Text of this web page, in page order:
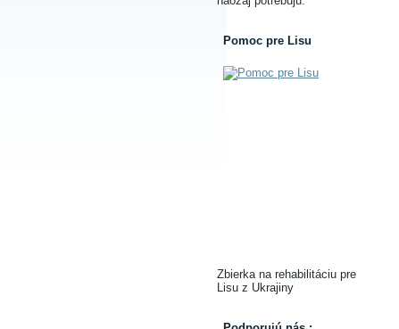
Pomoc pre Lisu
Zbierka na rehabilitáciu pre
Lisu z Ukrajiny